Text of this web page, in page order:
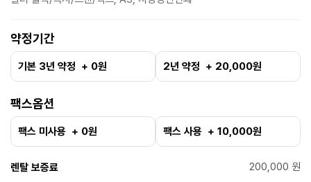
약정기간
기본 3년 약정 + 0원 2년 약정 + 20,000원
팩스옵션
팩스 미사용 + 0원 팩스 사용 + 10,000원
렌탈 보증료 200,000 원